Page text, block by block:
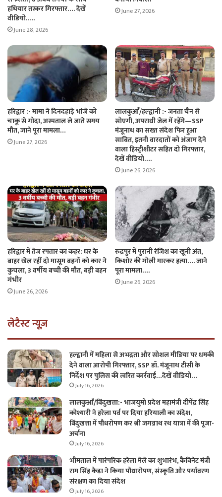
हथियार तस्कर गिरफ्तार…. देखें
वीडियो…..
June 28, 2026
June 27, 2026
हरिद्वार :- मामा ने दिनदहाड़े भांजे को
चाकू से गोदा, अस्पताल ले जाते समय
मौत, जाने पूरा मामला…
June 27, 2026
लालकुआँ/हल्द्वानी :- जनता चैन से
सोएगी, अपराधी जेल में रहेंगे—SSP
मंजूनाथ का सख्त संदेश फिर हुआ
साबित, इतनी वारदातों को अंजाम देने
वाला हिस्ट्रीशीटर सहित दो गिरफ्तार,
देखें वीडियो….
June 26, 2026
हरिद्वार में तेज रफ्तार का कहर: घर के
बाहर खेल रहीं दो मासूम बहनों को कार ने
कुचला, 3 वर्षीय बच्ची की मौत, बड़ी बहन
गंभीर
June 26, 2026
रुद्रपुर में पुरानी रंजिश का खूनी अंत,
किशोर की गोली मारकर हत्या…. जाने
पूरा मामला….
June 26, 2026
लेटैस्ट न्यूज़
हल्द्वानी में महिला से अभद्रता और सोशल मीडिया पर धमकी
देने वाला आरोपी गिरफ्तार, SSP डॉ. मंजूनाथ टीसी के
निर्देश पर पुलिस की त्वरित कार्रवाई…देखें वीडियो…
July 16, 2026
लालकुआँ/बिंदुखत्ता:- भाजयुमो प्रदेश महामंत्री दीपेंद्र सिंह
कोश्यारी ने हरेला पर्व पर दिया हरियाली का संदेश,
बिंदुखत्ता में पौधरोपण कर श्री जगन्नाथ रथ यात्रा में की पूजा-
अर्चना
July 16, 2026
भीमताल में पारंपरिक हरेला मेले का शुभारंभ, कैबिनेट मंत्री
राम सिंह कैड़ा ने किया पौधारोपण, संस्कृति और पर्यावरण
संरक्षण का दिया संदेश
July 16, 2026